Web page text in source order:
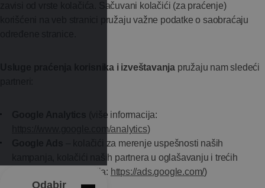
zavisi od vrste kolačića. Sačuvani kolačići (za praćenje)
korišćeni na veb stranici pružaju važne podatke o saobraćaju
Usluge praćenja korisnika i izveštavanja pružaju nam sledeći
(više informacija:
https://www.google.com/analytics)
– kolačići za merenje uspešnosti naših
kampanja, kolačići naših partnera u oglašavanju i trećih
strana (više informacija: https://ads.google.com/)
Odabir